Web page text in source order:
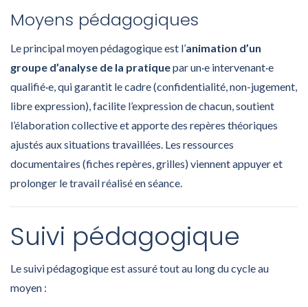
Moyens pédagogiques
Le principal moyen pédagogique est l’animation d’un
groupe d’analyse de la pratiquepar un·e intervenant·e
qualifié·e, qui garantit le cadre (confidentialité, non-jugement,
libre expression), facilite l’expression de chacun, soutient
l’élaboration collective et apporte des repères théoriques
ajustés aux situations travaillées. Les ressources
documentaires (fiches repères, grilles) viennent appuyer et
prolonger le travail réalisé en séance.
Suivi pédagogique
Le suivi pédagogique est assuré tout au long du cycle au
moyen :